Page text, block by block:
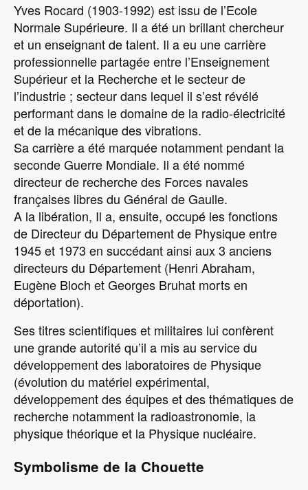
Yves Rocard (1903-1992) est issu de l’Ecole
Normale Supérieure. Il a été un brillant chercheur
et un enseignant de talent. Il a eu une carrière
professionnelle partagée entre l’Enseignement
Supérieur et la Recherche et le secteur de
l’industrie ; secteur dans lequel il s’est révélé
performant dans le domaine de la radio-électricité
et de la mécanique des vibrations.
Sa carrière a été marquée notamment pendant la
seconde Guerre Mondiale. Il a été nommé
directeur de recherche des Forces navales
françaises libres du Général de Gaulle.
A la libération, Il a, ensuite, occupé les fonctions
de Directeur du Département de Physique entre
1945 et 1973 en succédant ainsi aux 3 anciens
directeurs du Département (Henri Abraham,
Eugène Bloch et Georges Bruhat morts en
déportation).
Ses titres scientifiques et militaires lui confèrent
une grande autorité qu’il a mis au service du
développement des laboratoires de Physique
(évolution du matériel expérimental,
développement des équipes et des thématiques de
recherche notamment la radioastronomie, la
physique théorique et la Physique nucléaire.
Symbolisme de la Chouette